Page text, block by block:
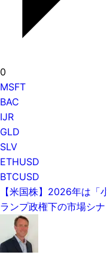
0
MSFT
BAC
IJR
GLD
SLV
ETHUSD
BTCUSD
【米国株】2026年は「
ランプ政権下の市場シ